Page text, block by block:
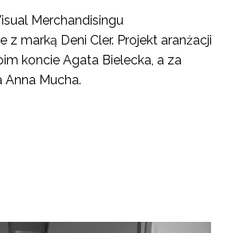
Merchandisingu
z marką Deni Cler. Projekt aranżacji
koncie Agata Bielecka, a za
Mucha.